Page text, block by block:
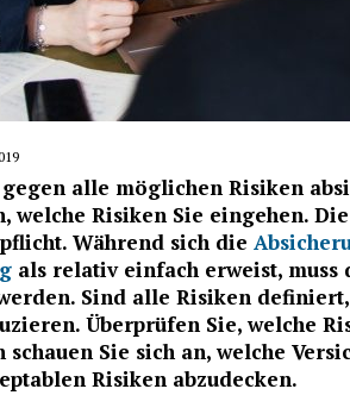
alle möglichen Risiken
welche Risiken Sie eingehen.
Während sich die
als relativ einfach erweist,
Sind alle Risiken
Überprüfen Sie, welche
Sie sich an, welche
Risiken abzudecken.